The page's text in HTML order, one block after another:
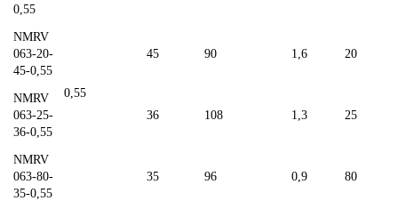
0,55
0,55
NMRV
063-20-
45-0,55
45 90 1,6 20
NMRV
063-25-
36-0,55
36 108 1,3 25
NMRV
063-80-
35-0,55
35 96 0,9 80